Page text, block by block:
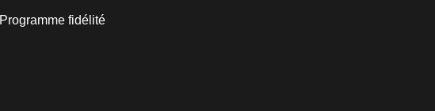
Programme fidélité